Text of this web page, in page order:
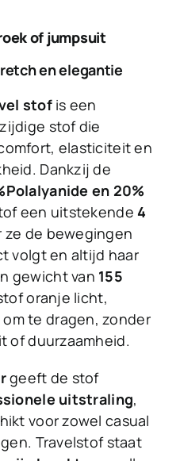
of jumpsuit
en elegantie
stofis een
stof die
elasticiteit en
Dankzij de
en 20%
een uitstekende 4
ze de bewegingen
volgt en altijd haar
gewicht van 155
oranje licht,
te dragen, zonder
of duurzaamheid.
geeft de stof
uitstraling,
voor zowel casual
Travelstof staat